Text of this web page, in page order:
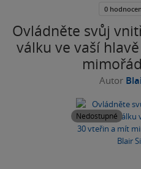
Ovládněte svůj
válku ve vaší
Autor
Nedostupné
5
0